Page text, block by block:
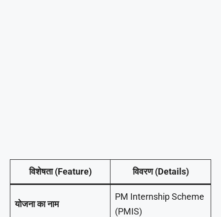
विशेषता (Feature) विवरण (Details)
योजना का नाम
PM Internship Scheme
(PMIS)